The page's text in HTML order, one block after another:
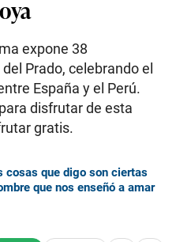
expone 38
Prado, celebrando el
España y el Perú.
disfrutar de esta
gratis.
cosas que digo son ciertas
que nos enseñó a amar